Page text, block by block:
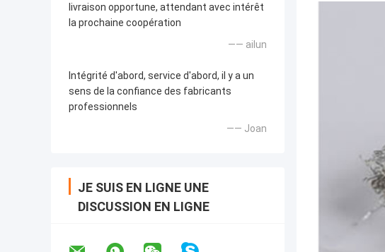
livraison opportune, attendant avec intérêt
la prochaine coopération
—— ailun
Intégrité d'abord, service d'abord, il y a un
sens de la confiance des fabricants
professionnels
—— Joan
JE SUIS EN LIGNE UNE
DISCUSSION EN LIGNE